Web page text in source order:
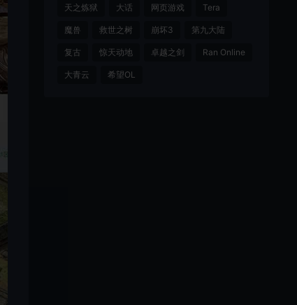
天之炼狱 大话 网页游戏 Tera
魔兽 救世之树 崩坏3 第九大陆
复古 惊天动地 卓越之剑 Ran Online
大青云 希望OL